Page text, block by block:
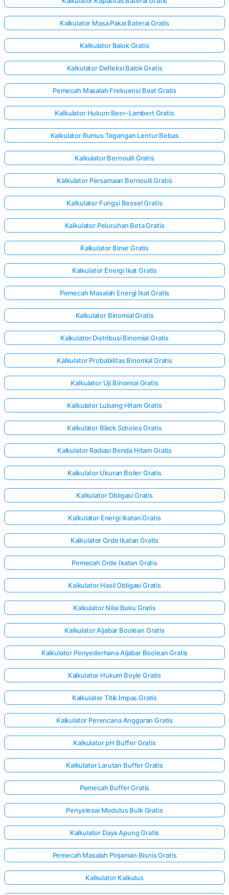
Kalkulator Masa Pakai Baterai Gratis
Kalkulator Balok Gratis
Kalkulator Defleksi Balok Gratis
Pemecah Masalah Frekuensi Beat Gratis
Kalkulator Hukum Beer-Lambert Gratis
Kalkulator Rumus Tegangan Lentur Bebas
Kalkulator Bernoulli Gratis
Kalkulator Persamaan Bernoulli Gratis
Kalkulator Fungsi Bessel Gratis
Kalkulator Peluruhan Beta Gratis
Kalkulator Biner Gratis
Kalkulator Energi Ikat Gratis
Pemecah Masalah Energi Ikat Gratis
Kalkulator Binomial Gratis
Kalkulator Distribusi Binomial Gratis
Kalkulator Probabilitas Binomial Gratis
Kalkulator Uji Binomial Gratis
Kalkulator Lubang Hitam Gratis
Kalkulator Black Scholes Gratis
Kalkulator Radiasi Benda Hitam Gratis
Kalkulator Ukuran Boiler Gratis
Kalkulator Obligasi Gratis
Kalkulator Energi Ikatan Gratis
Kalkulator Orde Ikatan Gratis
Pemecah Orde Ikatan Gratis
Kalkulator Hasil Obligasi Gratis
Kalkulator Nilai Buku Gratis
Kalkulator Aljabar Boolean Gratis
Kalkulator Penyederhana Aljabar Boolean Gratis
Kalkulator Hukum Boyle Gratis
Kalkulator Titik Impas Gratis
Kalkulator Perencana Anggaran Gratis
Kalkulator pH Buffer Gratis
Kalkulator Larutan Buffer Gratis
Pemecah Buffer Gratis
Penyelesai Modulus Bulk Gratis
Kalkulator Daya Apung Gratis
Pemecah Masalah Pinjaman Bisnis Gratis
Kalkulator Kalkulus